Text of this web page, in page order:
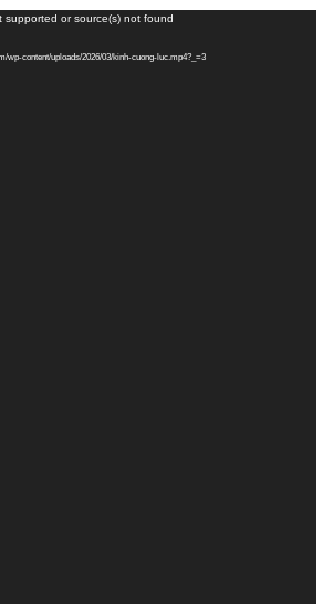
supported or source(s) not found
wp-content/uploads/2026/03/kinh-cuong-luc.mp4?_=3